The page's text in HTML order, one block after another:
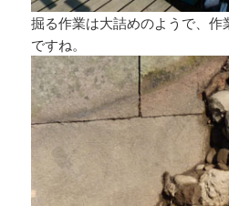
掘る作業は大詰めのようで、作
ですね。